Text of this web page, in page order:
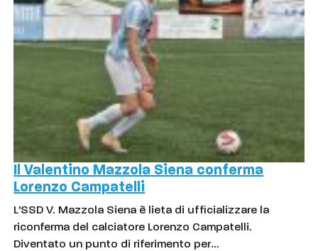
Il Valentino Mazzola Siena conferma
Lorenzo Campatelli
L'SSD V. Mazzola Siena è lieta di ufficializzare la
riconferma del calciatore Lorenzo Campatelli.
Diventato un punto di riferimento per…